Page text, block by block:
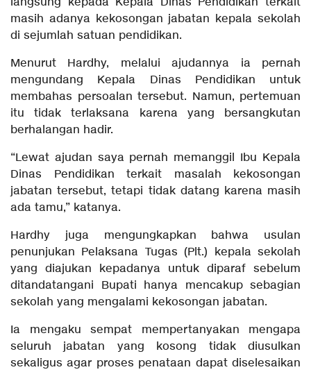
masih adanya kekosongan jabatan kepala sekolah
di sejumlah satuan pendidikan.
Menurut Hardhy, melalui ajudannya ia pernah
mengundang Kepala Dinas Pendidikan untuk
membahas persoalan tersebut. Namun, pertemuan
itu tidak terlaksana karena yang bersangkutan
berhalangan hadir.
“Lewat ajudan saya pernah memanggil Ibu Kepala
Dinas Pendidikan terkait masalah kekosongan
jabatan tersebut, tetapi tidak datang karena masih
ada tamu,” katanya.
Hardhy juga mengungkapkan bahwa usulan
penunjukan Pelaksana Tugas (Plt.) kepala sekolah
yang diajukan kepadanya untuk diparaf sebelum
ditandatangani Bupati hanya mencakup sebagian
sekolah yang mengalami kekosongan jabatan.
Ia mengaku sempat mempertanyakan mengapa
seluruh jabatan yang kosong tidak diusulkan
sekaligus agar proses penataan dapat diselesaikan